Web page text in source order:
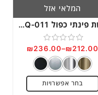
המלאי אזל
רשת פינתי כפול JAQ-011
דורג
0
מתוך
5
₪212.00
–
₪236.00
בחר אפשרויות